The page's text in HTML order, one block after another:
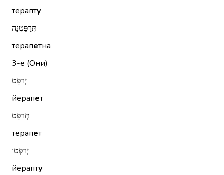
терапту
תְּרַפֵּטְנָה
терапетна
3-е (Они)
יְרַפֵּט
йерапет
תְּרַפֵּט
терапет
יְרַפְּטוּ
йерапту